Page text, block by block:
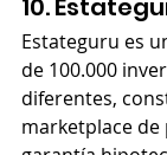
10.
Estateguru es
de 100.000
diferentes,
marketplace